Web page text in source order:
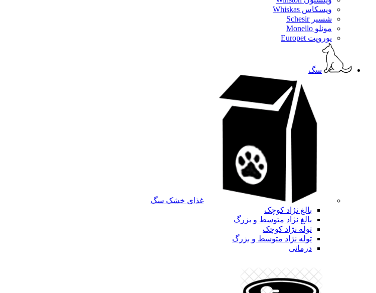
ویسکاس Whiskas
شسیر Schesir
مونلو Monello
یوروپت Europet
سگ
غذای خشک سگ
بالغ نژاد کوچک
بالغ نژاد متوسط و بزرگ
توله نژاد کوچک
توله نژاد متوسط و بزرگ
درمانی